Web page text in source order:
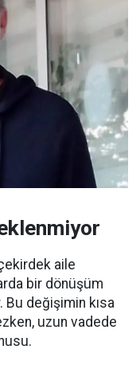
aile
bir dönüşüm
değişimin kısa
uzun vadede